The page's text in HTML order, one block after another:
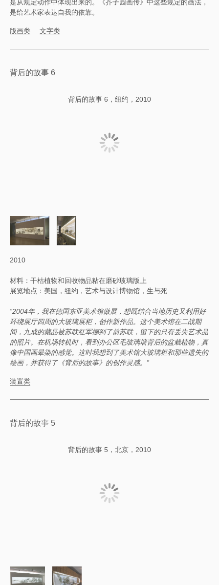
是从规定动作中体现出来的。《芥子园画传》中这些规定的画法，
是给艺术家表达自我的依靠。
版画类 文字类
背后的故事 6
背后的故事 6，纽约，2010
2010
材料：干枯植物和回收物品粘在磨砂玻璃版上
展览地点：美国，纽约，艺术与设计博物馆，生与死
“2004年，我在德国东亚美术馆做展，想既结合当地历史又利用好
环绕展厅四周的大玻璃展柜，创作新作品。这个美术馆在二战期
间，九成的藏品被苏联红军挪到了前苏联，留下的只有丢失艺术品
的照片。在机场转机时，看到办公区毛玻璃墙背后的盆栽植物，真
像中国画晕染的感觉。这时我想到了美术馆大玻璃柜和那些遗失的
绘画，并获得了《背后的故事》的创作灵感。”
装置类
背后的故事 5
背后的故事 5，北京，2010